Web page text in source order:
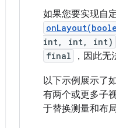
如果您要实现自
int, int, int)
final ，因此无
以下示例展示了
有两个或更多子
于替换测量和布